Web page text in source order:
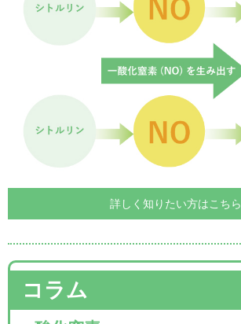
詳しく知りたい方はこちら
コラム